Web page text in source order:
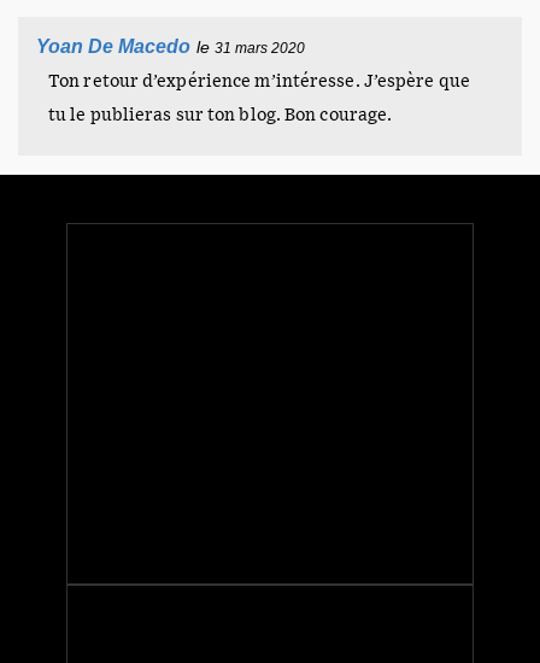
Yoan De Macedo le 31 mars 2020
Ton retour d’expérience m’intéresse. J’espère que
tu le publieras sur ton blog. Bon courage.